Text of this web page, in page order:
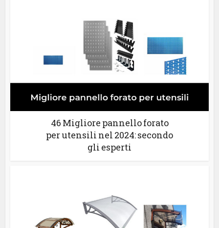
46 Migliore pannello forato
per utensili nel 2024: secondo
gli esperti